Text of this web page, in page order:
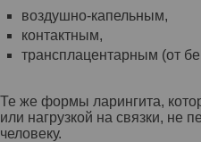
воздушно-капельным,
контактным,
трансплацентарным (от
Те же формы ларингита,
или нагрузкой на связки, не
человеку.